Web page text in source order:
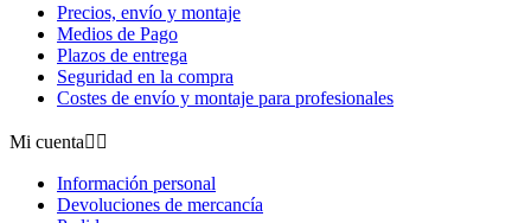
Precios, envío y montaje
Medios de Pago
Plazos de entrega
Seguridad en la compra
Costes de envío y montaje para profesionales
Mi cuenta 
Información personal
Devoluciones de mercancía